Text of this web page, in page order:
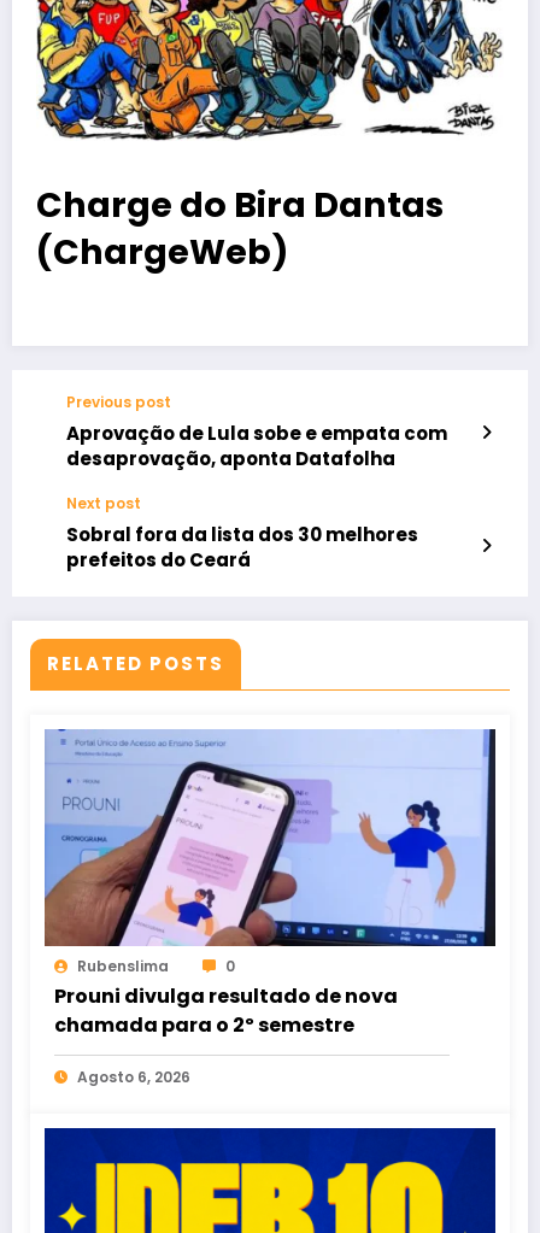
Charge do Bira Dantas
(ChargeWeb)
Previous post
Aprovação de Lula sobe e empata com
desaprovação, aponta Datafolha
Next post
Sobral fora da lista dos 30 melhores
prefeitos do Ceará
RELATED POSTS
Rubenslima 0
Prouni divulga resultado de nova
chamada para o 2º semestre
Agosto 6, 2026